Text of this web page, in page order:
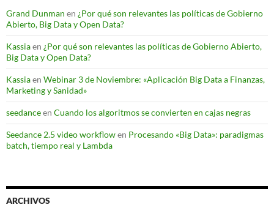
Grand Dunman en ¿Por qué son relevantes las políticas de Gobierno
Abierto, Big Data y Open Data?
Kassiaen ¿Por qué son relevantes las políticas de Gobierno Abierto,
Big Data y Open Data?
Kassiaen Webinar 3 de Noviembre: «Aplicación Big Data a Finanzas,
Marketing y Sanidad»
seedanceen Cuando los algoritmos se convierten en cajas negras
Seedance 2.5 video workflowen Procesando «Big Data»: paradigmas
batch, tiempo real y Lambda
ARCHIVOS